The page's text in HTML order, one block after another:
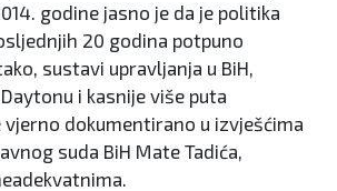
godine jasno je da je politika
20 godina potpuno
sustavi upravljanja u BiH,
i kasnije više puta
vjerno dokumentirano u izvješćima
suda BiH Mate Tadića,